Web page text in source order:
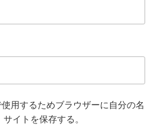
用するためブラウザーに自分の名
イトを保存する。